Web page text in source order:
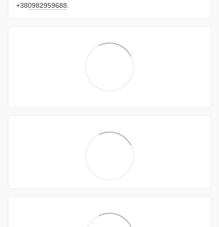
+380982959688